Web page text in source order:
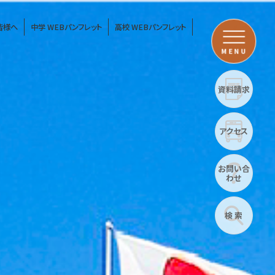
様へ 中学 WEBパンフレット 高校 WEBパンフレット
MENU
資料請求
アクセス
お問い合
わせ
検 索